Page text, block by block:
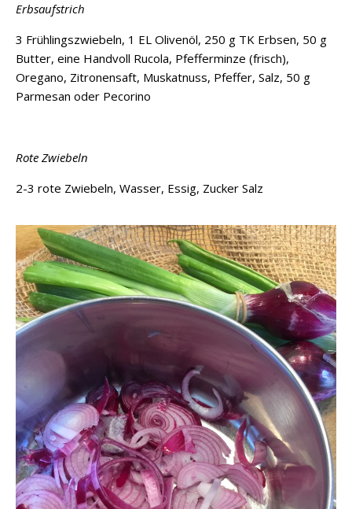
Erbsaufstrich
3 Frühlingszwiebeln, 1 EL Olivenöl, 250 g TK Erbsen, 50 g
Butter, eine Handvoll Rucola, Pfefferminze (frisch),
Oregano, Zitronensaft, Muskatnuss, Pfeffer, Salz, 50 g
Parmesan oder Pecorino
Rote Zwiebeln
2-3 rote Zwiebeln, Wasser, Essig, Zucker Salz